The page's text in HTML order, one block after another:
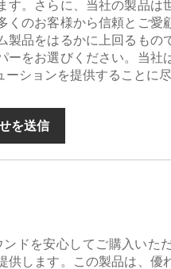
す。さらに、当社の製品は
のお客様から信頼とご愛
製品をはるかに上回るもの
ーをお選びください。当社
ションを提供することに尽
を送信
ドを安心してご購入いた
供します。この製品は、優